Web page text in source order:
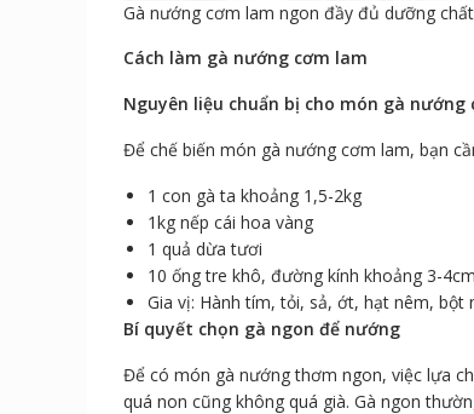
Gà nướng cơm lam ngon đầy đủ dưỡng
Cách làm gà nướng cơm lam
Nguyên liệu chuẩn bị cho món gà nướng
Để chế biến món gà nướng cơm lam, bạn
1 con gà ta khoảng 1,5-2kg
1kg nếp cái hoa vàng
1 quả dừa tươi
10 ống tre khô, đường kính khoảng 3-4cm
Gia vị: Hành tím, tỏi, sả, ớt, hạt nêm,
Bí quyết chọn gà ngon để nướng
Để có món gà nướng thơm ngon, việc lựa
quá non cũng không quá già. Gà ngon